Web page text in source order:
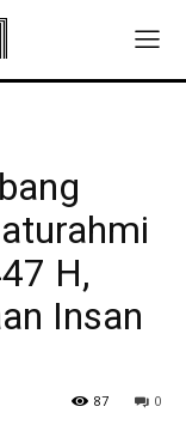
H,
Insan
0
87